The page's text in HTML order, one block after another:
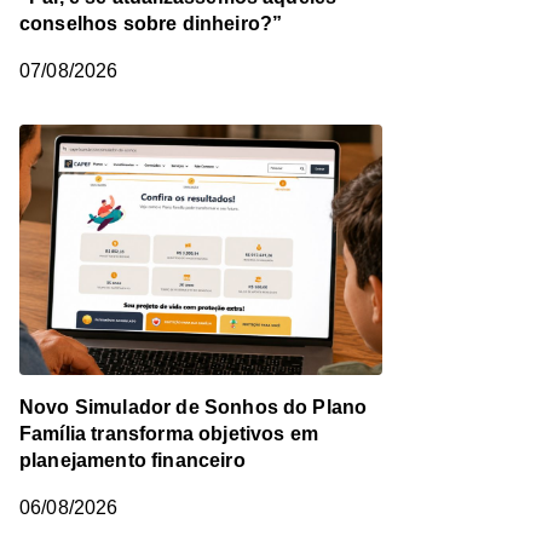
conselhos sobre dinheiro?”
07/08/2026
Novo Simulador de Sonhos do Plano
Família transforma objetivos em
planejamento financeiro
06/08/2026